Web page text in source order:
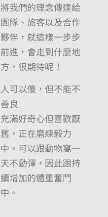
將我們的理念傳達給
團隊、旅客以及合作
夥伴，就這樣一步步
前進，會走到什麼地
方，很期待呢！
人可以傻，但不能不
善良
充滿好奇心但喜歡厭
舊，正在磨練毅力
中。可以跟動物窩一
天不動彈，因此跟持
續增加的體重奮鬥
中。